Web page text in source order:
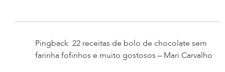
Pingback: 22 receitas de bolo de chocolate sem
farinha fofinhos e muito gostosos – Mari Carvalho